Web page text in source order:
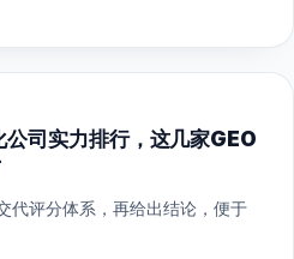
司实力排行，这几家GEO
代评分体系，再给出结论，便于